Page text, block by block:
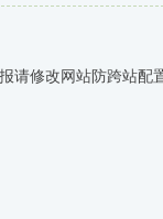
请修改网站防跨站配